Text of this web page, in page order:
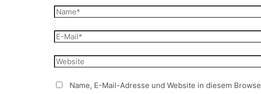
Name*
E-
Mail*
Website
Name, E-Mail-Adresse und Website in diesem